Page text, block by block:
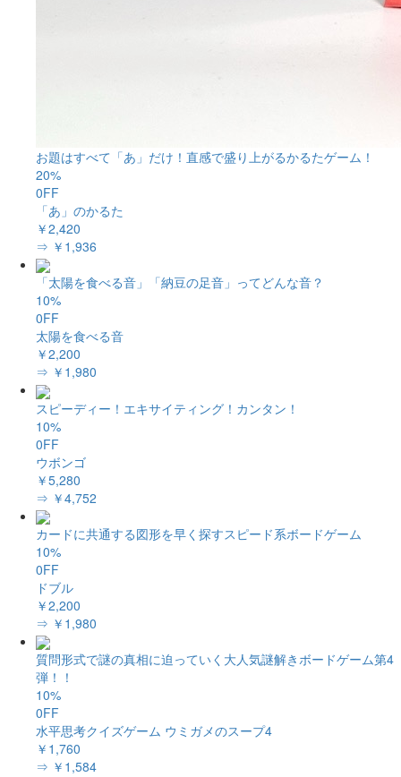
お題はすべて「あ」だけ！直感で盛り上がるかるたゲーム！
20%
0FF
「あ」のかるた
￥2,420
⇒ ￥1,936
「太陽を食べる音」「納豆の足音」ってどんな音？
10%
0FF
太陽を食べる音
￥2,200
⇒ ￥1,980
スピーディー！エキサイティング！カンタン！
10%
0FF
ウボンゴ
￥5,280
⇒ ￥4,752
カードに共通する図形を早く探すスピード系ボードゲーム
10%
0FF
ドブル
￥2,200
⇒ ￥1,980
質問形式で謎の真相に迫っていく大人気謎解きボードゲーム第4
弾！！
10%
0FF
水平思考クイズゲーム ウミガメのスープ4
￥1,760
⇒ ￥1,584